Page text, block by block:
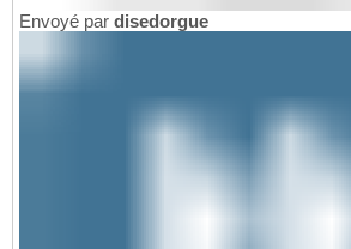
Envoyé par disedorgue